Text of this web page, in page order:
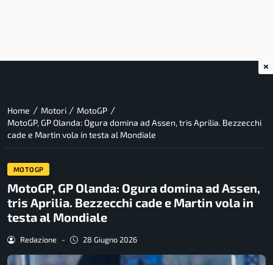
Home / Motori / MotoGP /
MotoGP, GP Olanda: Ogura domina ad Assen, tris Aprilia. Bezzecchi
cade e Martin vola in testa al Mondiale
MOTOGP
MotoGP, GP Olanda: Ogura domina ad Assen,
tris Aprilia. Bezzecchi cade e Martin vola in
testa al Mondiale
Redazione - 28 Giugno 2026
×